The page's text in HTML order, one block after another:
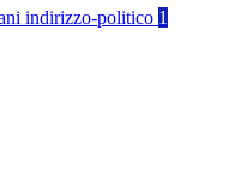
indirizzo-politico 1